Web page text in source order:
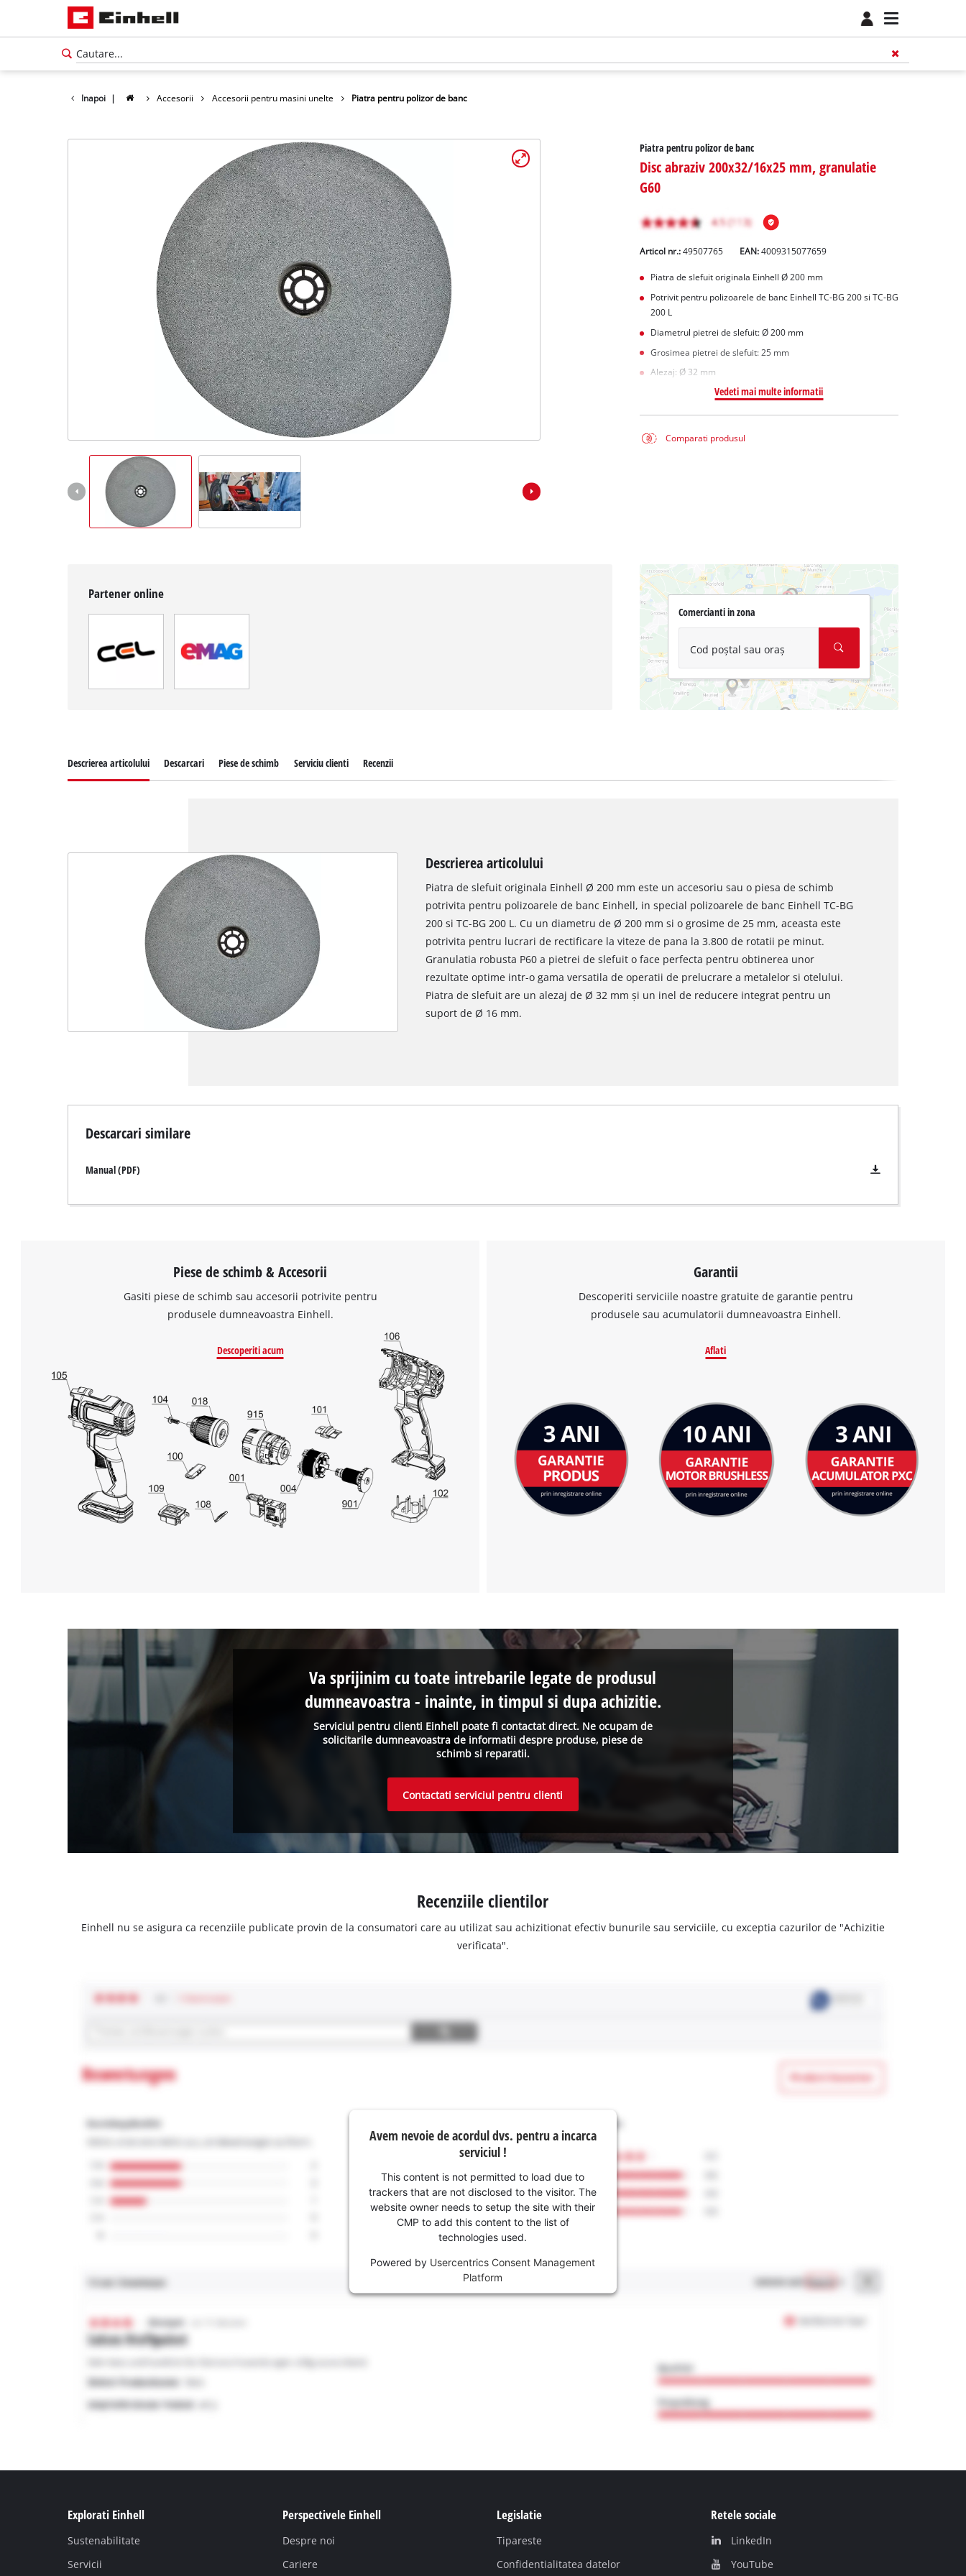
Inapoi | Accesorii Accesorii pentru masini unelte Piatra pentru polizor de banc
Piatra pentru polizor de banc
Disc abraziv 200x32/16x25 mm, granulatie
G60
Articol nr.: 49507765 EAN:4009315077659
Piatra de slefuit originala Einhell Ø 200 mm
Potrivit pentru polizoarele de banc Einhell TC-BG 200 si TC-BG
200 L
Diametrul pietrei de slefuit: Ø 200 mm
Grosimea pietrei de slefuit: 25 mm
Alezaj: Ø 32 mm
Vedeti mai multe informatii
Comparati produsul
Partener online
Comercianti in zona
Cod poștal sau oraș
This content is not permitted to load due
to trackers that are not disclosed to the
visitor. The website owner needs to setup
the site with their CMP to add this content
to the list of technologies used.
Powered by
Usercentrics Consent
Management Platform
Descrierea articolului Descarcari Piese de schimb Serviciu clienti Recenzii
Descrierea articolului
Piatra de slefuit originala Einhell Ø 200 mm este un accesoriu sau o piesa de schimb
potrivita pentru polizoarele de banc Einhell, in special polizoarele de banc Einhell TC-BG
200 si TC-BG 200 L. Cu un diametru de Ø 200 mm si o grosime de 25 mm, aceasta este
potrivita pentru lucrari de rectificare la viteze de pana la 3.800 de rotatii pe minut.
Granulatia robusta P60 a pietrei de slefuit o face perfecta pentru obtinerea unor
rezultate optime intr-o gama versatila de operatii de prelucrare a metalelor si otelului.
Piatra de slefuit are un alezaj de Ø 32 mm și un inel de reducere integrat pentru un
suport de Ø 16 mm.
Descarcari similare
Manual (PDF)
Piese de schimb & Accesorii
Gasiti piese de schimb sau accesorii potrivite pentru
produsele dumneavoastra Einhell.
Descoperiti acum
Garantii
Descoperiti serviciile noastre gratuite de garantie pentru
produsele sau acumulatorii dumneavoastra Einhell.
Aflati
Serviciul pentru clienti Einhell poate fi contactat direct. Ne ocupam de
solicitarile dumneavoastra de informatii despre produse, piese de
schimb si reparatii.
Va sprijinim cu toate intrebarile legate de produsul
dumneavoastra - inainte, in timpul si dupa achizitie.
Contactati serviciul pentru clienti
Recenziile clientilor
Einhell nu se asigura ca recenziile publicate provin de la consumatori care au utilizat sau achizitionat efectiv bunurile sau serviciile, cu exceptia cazurilor de "Achizitie
verificata".
Avem nevoie de acordul dvs. pentru a incarca
serviciul !
This content is not permitted to load due to
trackers that are not disclosed to the visitor. The
website owner needs to setup the site with their
CMP to add this content to the list of
technologies used.
Powered by Usercentrics Consent Management
Platform
Explorati Einhell
Sustenabilitate
Servicii
Perspectivele Einhell
Despre noi
Cariere
Legislatie
Tipareste
Confidentialitatea datelor
Retele sociale
LinkedIn
YouТube